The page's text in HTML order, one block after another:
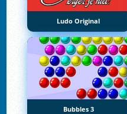
Ludo Original
Bubbles 3